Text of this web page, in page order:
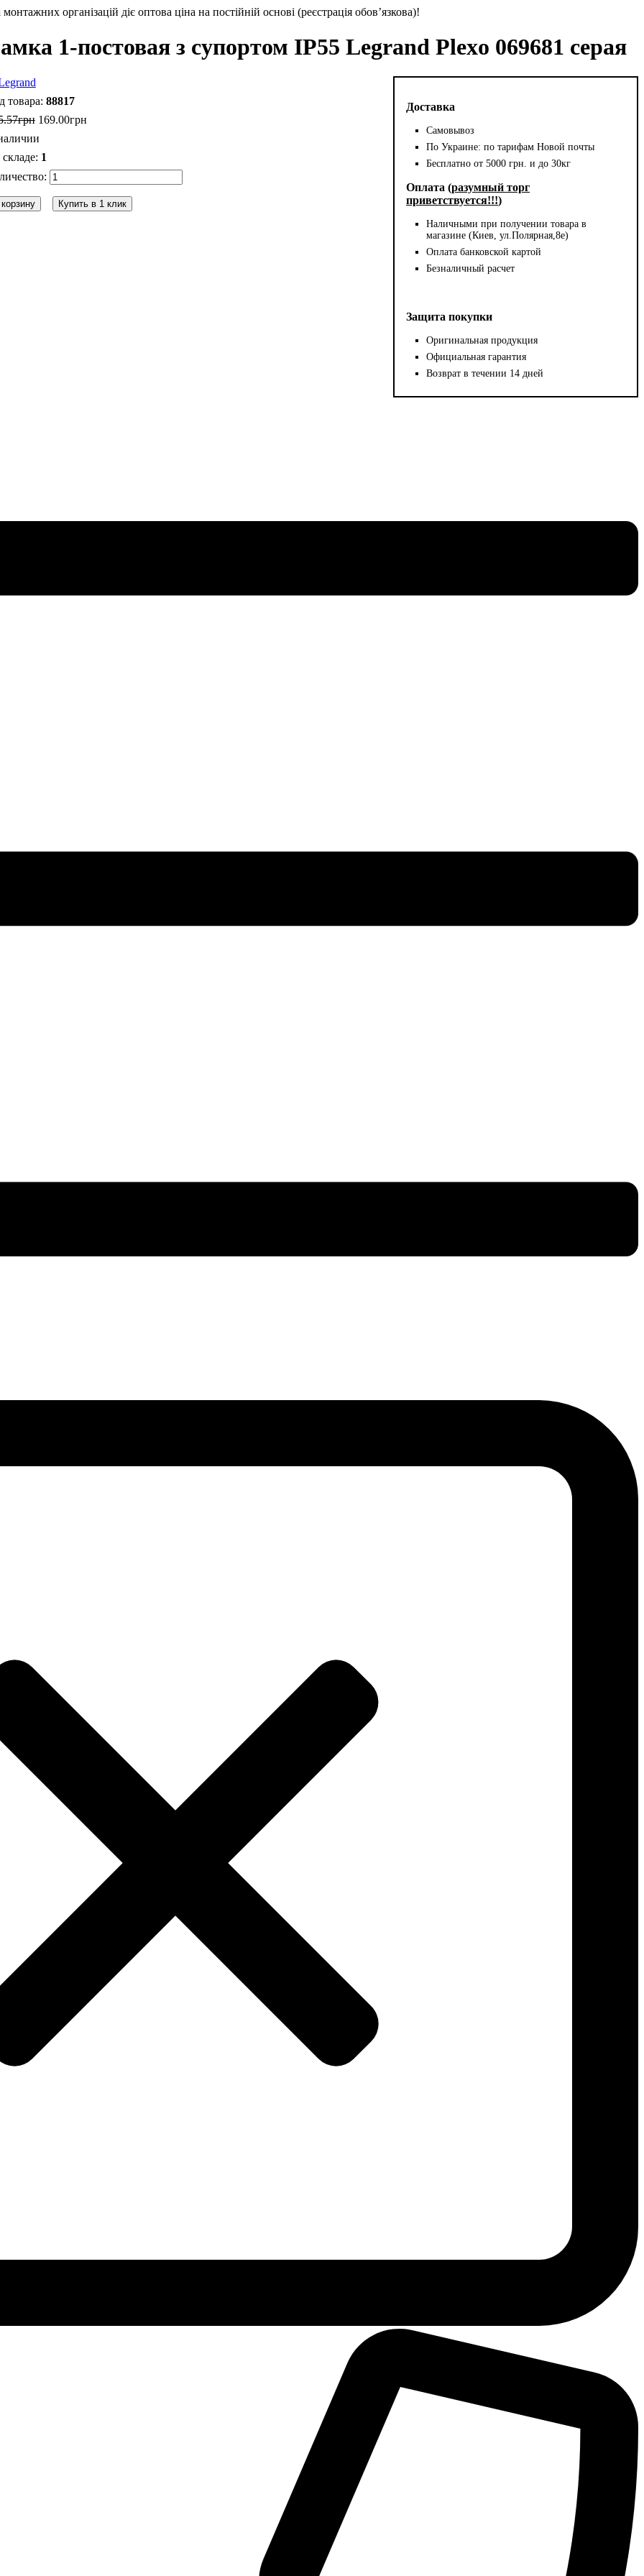
організацій діє оптова ціна на постійній основі (реєстрація обов’язкова)!
1-постовая з супортом ІР55 Legrand Plexo 069681 серая
Доставка
Самовывоз
По Украине: по тарифам Новой почты
Бесплатно от 5000 грн. и до 30кг
Оплата (разумный торг
приветствуется!!!)
Наличными при получении товара в
магазине (Киев, ул.Полярная,8е)
Оплата банковской картой
Безналичный расчет
Защита покупки
Оригинальная продукция
Официальная гарантия
Возврат в течении 14 дней
88817
.57грн 169.00грн
1
Купить в 1 клик